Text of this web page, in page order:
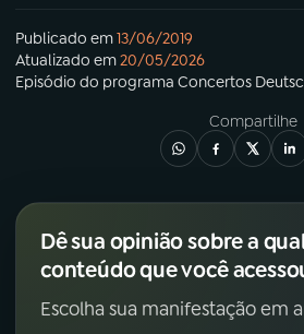
Publicado em13/06/2019
Atualizado em20/05/2026
Episódio do programa Concertos
Compartilhe
Dê sua opinião sobre a
conteúdo que você
Escolha sua manifestação em